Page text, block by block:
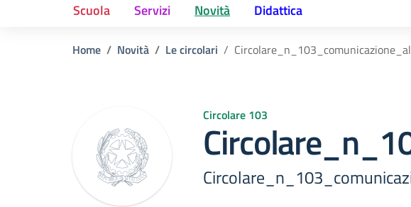
Scuola Servizi Novità Didattica
Home Novità Le circolari
Circolare 103